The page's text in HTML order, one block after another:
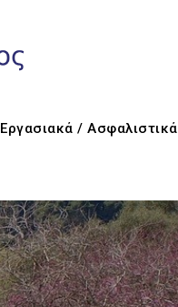
Εργασιακά / Ασφαλιστικά